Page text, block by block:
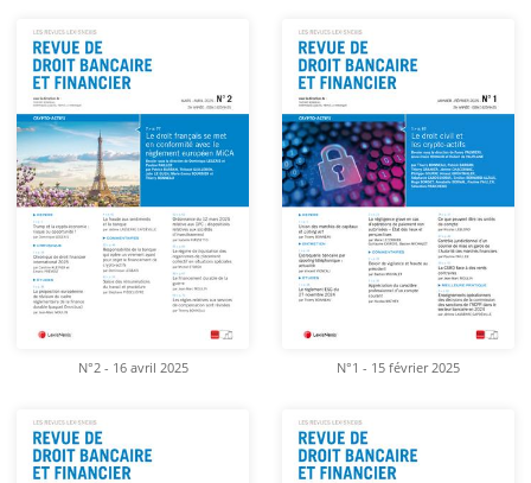
N°2 - 16 avril 2025 N°1 - 15 février 2025